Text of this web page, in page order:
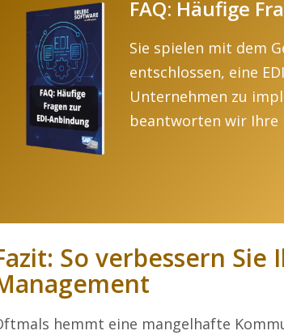
FAQ: Häufige
Sie spielen mit dem
entschlossen, eine
Unternehmen zu
beantworten wir Ihre
So verbessern Sie
hemmt eine mangelhafte